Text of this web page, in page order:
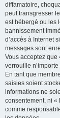
diffamatoire,
peut transgresser
est hébergé ou les
bannissement
d’accès à Internet
messages sont
Vous acceptez que
verrouille
En tant que
saisies soient
informations ne
consentement, ni «
comme